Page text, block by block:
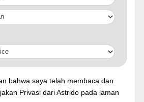
bahwa saya telah membaca dan
Privasi dari Astrido pada laman